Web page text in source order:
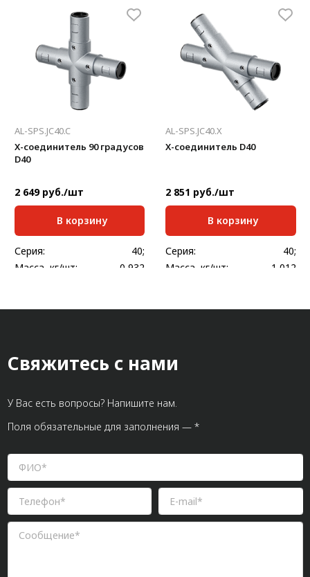
AL-SPS.JC40.C
X-соединитель 90 градусов
D40
2 649 руб./шт
В корзину
Серия:
40;
Масса, кг/шт:
0,932
AL-SPS.JC40.X
X-соединитель D40
2 851 руб./шт
В корзину
Серия:
40;
Масса, кг/шт:
1,012
Свяжитесь с нами
У Вас есть вопросы? Напишите нам.
Поля обязательные для заполнения — *